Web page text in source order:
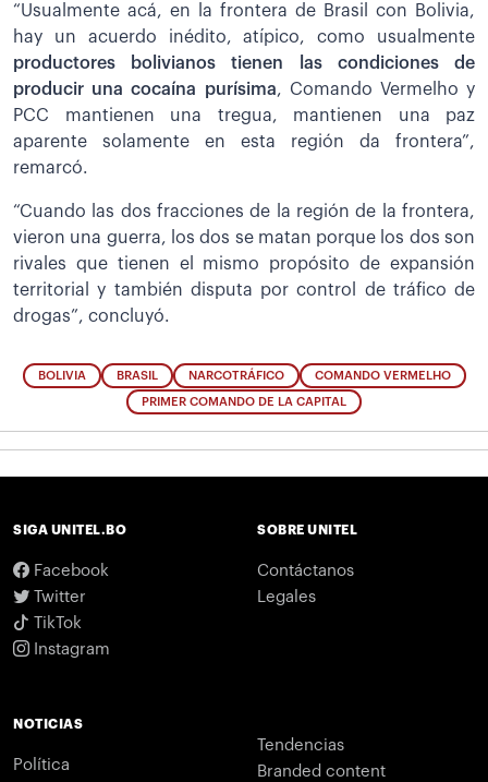
“Usualmente acá, en la frontera de Brasil con Bolivia,
hay un acuerdo inédito, atípico, como usualmente
productores bolivianos tienen las condiciones de
producir una cocaína purísima, Comando Vermelho y
PCC mantienen una tregua, mantienen una paz
aparente solamente en esta región da frontera”,
remarcó.
“Cuando las dos fracciones de la región de la frontera,
vieron una guerra, los dos se matan porque los dos son
rivales que tienen el mismo propósito de expansión
territorial y también disputa por control de tráfico de
drogas”, concluyó.
BOLIVIA BRASIL NARCOTRÁFICO COMANDO VERMELHO
PRIMER COMANDO DE LA CAPITAL
SIGA UNITEL.BO
Facebook
Twitter
TikTok
Instagram
SOBRE UNITEL
Contáctanos
Legales
NOTICIAS
Política
Tendencias
Branded content